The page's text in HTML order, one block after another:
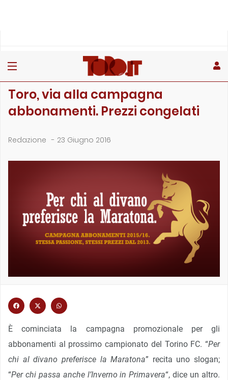
Toro, via alla campagna
abbonamenti. Prezzi congelati
Redazione - 23 Giugno 2016
È cominciata la campagna promozionale per gli
abbonamenti al prossimo campionato del Torino FC. “Per
chi al divano preferisce la Maratona” recita uno slogan;
“Per chi passa anche l’Inverno in Primavera“, dice un altro.